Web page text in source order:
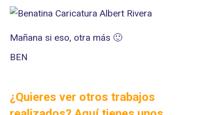
Mañana si eso, otra más 🙂
BEN
¿Quieres ver otros trabajos